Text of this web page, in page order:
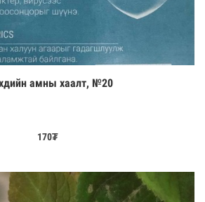
амны хаалт, №20
170₮